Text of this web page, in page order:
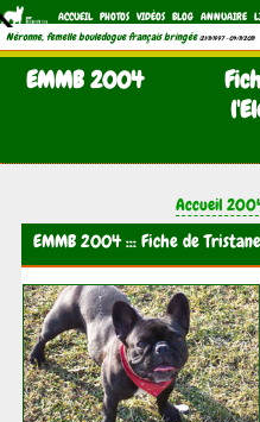
ACCUEIL PHOTOS VIDÉOS BLOG ANNUAIRE
Néronne, femelle bouledogue français bringée (21/11/1997 - 04/11/2011)
EMMB 2004
Accueil
EMMB 2004 ::: Fiche de Tristane